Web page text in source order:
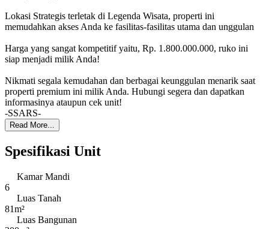
Lokasi Strategis terletak di Legenda Wisata, properti ini
memudahkan akses Anda ke fasilitas-fasilitas utama dan unggulan
Harga yang sangat kompetitif yaitu, Rp. 1.800.000.000, ruko ini
siap menjadi milik Anda!
Nikmati segala kemudahan dan berbagai keunggulan menarik saat
properti premium ini milik Anda. Hubungi segera dan dapatkan
informasinya ataupun cek unit!
-SSARS-
Read More...
Spesifikasi Unit
Kamar Mandi
6
Luas Tanah
81m²
Luas Bangunan